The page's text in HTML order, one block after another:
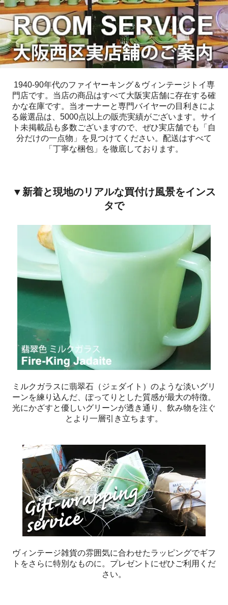
1940-90年代のファイヤーキング＆ヴィンテージトイ専
門店です。当店の商品はすべて大阪実店舗に存在する確
かな在庫です。当オーナーと専門バイヤーの目利きによ
る厳選品は、5000点以上の販売実績がございます。サイ
ト未掲載品も多数ございますので、ぜひ実店舗でも「自
分だけの一点物」を見つけてください。配送はすべて
「丁寧な梱包」を徹底しております。
▼新着と現地のリアルな買付け風景をインス
タで
ミルクガラスに翡翠石（ジェダイト）のような淡いグリ
ーンを練り込んだ、ぽってりとした質感が最大の特徴。
光にかざすと優しいグリーンが透き通り、飲み物を注ぐ
とより一層引き立ちます。
ヴィンテージ雑貨の雰囲気に合わせたラッピングでギフ
トをさらに特別なものに。プレゼントにぜひご利用くだ
さい。